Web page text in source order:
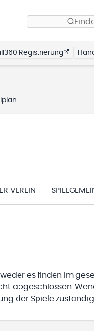
Registrierung
VEREIN
es finden im
abgeschlossen.
der Spiele zuständig